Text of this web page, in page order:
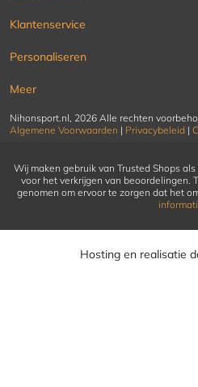
Klantenservice
Personaliseren
Meer
Nihonsport.nl, 2026 Alle rechten
Algemene Voorwaarden | Privacybeleid |
Wij maken gebruik van Trusted Shops
voor het verkrijgen van beoordelingen.
genomen om ervoor te zorgen dat het
Hosting en realisatie